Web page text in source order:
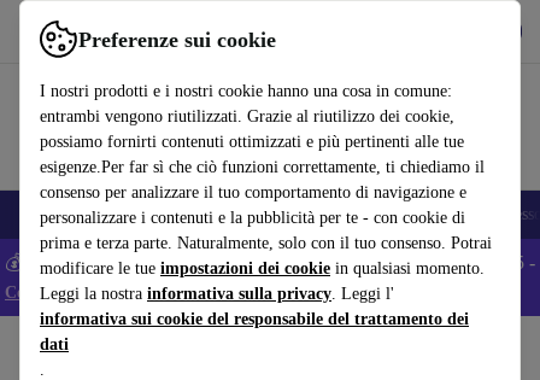
Preferenze sui cookie
I nostri prodotti e i nostri cookie hanno una cosa in comune:
entrambi vengono riutilizzati. Grazie al riutilizzo dei cookie,
possiamo fornirti contenuti ottimizzati e più pertinenti alle tue
esigenze.Per far sì che ciò funzioni correttamente, ti chiediamo il
consenso per analizzare il tuo comportamento di navigazione e
personalizzare i contenuti e la pubblicità per te - con cookie di
prima e terza parte. Naturalmente, solo con il tuo consenso. Potrai
modificare le tue impostazioni dei cookie in qualsiasi momento.
Leggi la nostra informativa sulla privacy. Leggi l'
informativa sui cookie del responsabile del trattamento dei
dati
.
Usa refurbed in modo rapido e semplice
🎒 Back to school Smartphone Portatili Tablet Smartwatch
💰 Extra -5% su tutti gli smartphone Android - Codice: ANDROID5 -
Condizioni
Home